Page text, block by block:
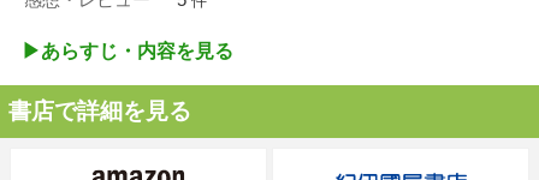
▶︎あらすじ・内容を見る
書店で詳細を見る